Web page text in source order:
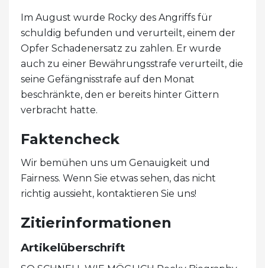
Im August wurde Rocky des Angriffs für
schuldig befunden und verurteilt, einem der
Opfer Schadenersatz zu zahlen. Er wurde
auch zu einer Bewährungsstrafe verurteilt, die
seine Gefängnisstrafe auf den Monat
beschränkte, den er bereits hinter Gittern
verbracht hatte.
Faktencheck
Wir bemühen uns um Genauigkeit und
Fairness. Wenn Sie etwas sehen, das nicht
richtig aussieht, kontaktieren Sie uns!
Zitierinformationen
Artikelüberschrift